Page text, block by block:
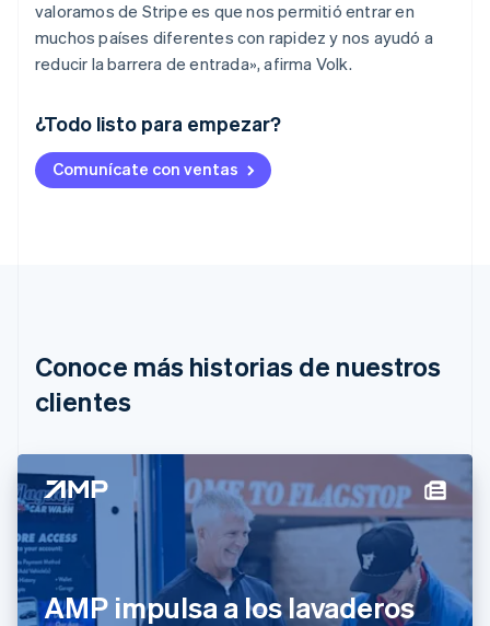
¿Todo listo para empezar?
Comunícate con ventas
valoramos de Stripe es que nos permitió entrar en
muchos países diferentes con rapidez y nos ayudó a
reducir la barrera de entrada», afirma Volk.
Conoce más historias de nuestros
clientes
AMP impulsa a los lavaderos
Alemania
DeutschEnglish
Australia
Bulgaria
English
Canadá
China continental
简体中文 English
Chipre
Croacia
Dinamarca
English